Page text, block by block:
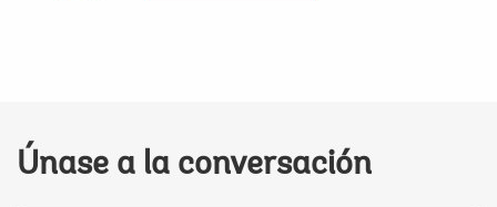
Únase a la conversación